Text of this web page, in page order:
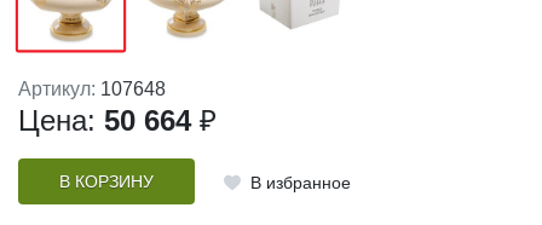
Артикул: 107648
Цена: 50 664 ₽
В КОРЗИНУ В избранное